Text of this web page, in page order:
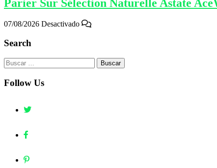
Parier Sur Sélection Naturelle Astate
07/08/2026 Desactivado
Search
Buscar:
Follow Us